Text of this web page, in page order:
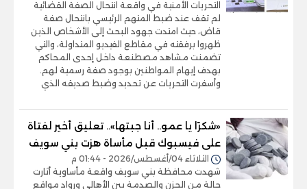
التحريات الأمنية في واقعة انتحال الصفة القضائية
لم تقف عند ضبط المتهم الرئيسي بانتحال صفة
قاض، حيث امتدت جهود البحث إلى الأشخاص الذين
ظهروا برفقته في مقاطع الفيديو المتداولة، والتي
تضمنت مشاهد مصطنعة داخل إحدى المحاكم
بهدف إيهام المواطنين بوجود صفة رسمية لهم.
وأسفرت التحريات عن تحديد وضبط صديقه الذي
«شكرًا يا عمو.. أنا جبتها».. تعليق أخير لفتاة
على فيسبوك قبل مأساة هزت بني سويف
الثلاثاء 04/أغسطس/2026 - 01:44 م
شهدت محافظة بني سويف واقعة مأساوية أثارت
حالة من الحزن والصدمة بين الأهالي ورواد مواقع